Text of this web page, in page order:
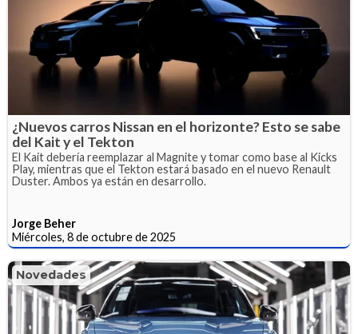
¿Nuevos carros Nissan en el horizonte? Esto se sabe
del Kait y el Tekton
El Kait debería reemplazar al Magnite y tomar como base al Kicks
Play, mientras que el Tekton estará basado en el nuevo Renault
Duster. Ambos ya están en desarrollo.
Jorge Beher
Miércoles, 8 de octubre de 2025
Novedades